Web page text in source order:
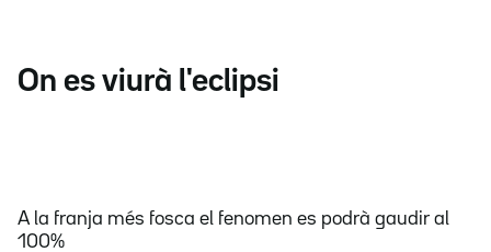
On es viurà l'eclipsi
A la franja més fosca el fenomen es podrà gaudir al
100%